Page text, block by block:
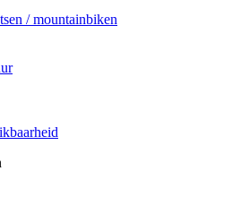
/ mountainbiken